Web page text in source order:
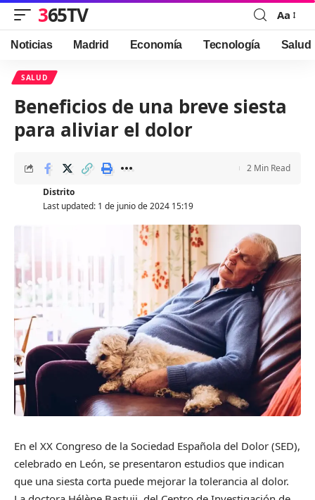
365TV
Font
Resizer
Aa
Noticias Madrid Economía Tecnología Salud
SALUD
Beneficios de una breve siesta
para aliviar el dolor
Last updated: 1 de junio de 2024 15:19
Distrito
2 Min Read
En el XX Congreso de la Sociedad Española del Dolor (SED),
celebrado en León, se presentaron estudios que indican
que una siesta corta puede mejorar la tolerancia al dolor.